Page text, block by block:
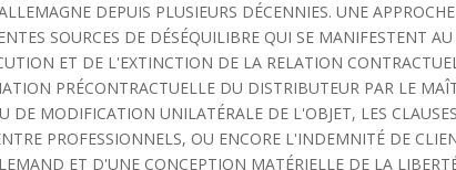
DEPUIS PLUSIEURS DÉCENNIES. UNE
SOURCES DE DÉSÉQUILIBRE QUI SE MANIFESTENT
ET DE L'EXTINCTION DE LA RELATION
PRÉCONTRACTUELLE DU DISTRIBUTEUR PAR LE
DE MODIFICATION UNILATÉRALE DE L'OBJET, LES
PROFESSIONNELS, OU ENCORE L'INDEMNITÉ DE
ET D'UNE CONCEPTION MATÉRIELLE DE LA